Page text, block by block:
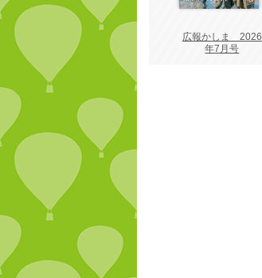
広報かしま 2026
年7月号